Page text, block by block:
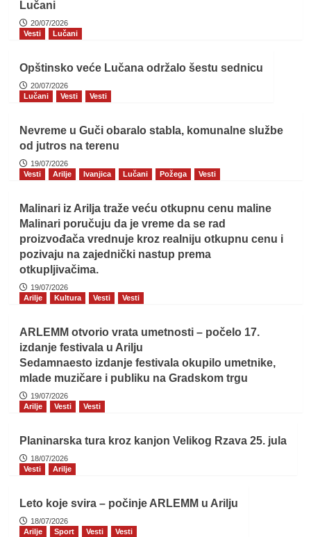
Lučani
20/07/2026
Vesti
Lučani
Opštinsko veće Lučana održalo šestu sednicu
20/07/2026
Lučani
Vesti Vesti
Nevreme u Guči obaralo stabla, komunalne službe
od jutros na terenu
19/07/2026
Vesti
Arilje Ivanjica Lučani Požega Vesti
Malinari iz Arilja traže veću otkupnu cenu maline
Malinari poručuju da je vreme da se rad
proizvođača vrednuje kroz realniju otkupnu cenu i
pozivaju na zajednički nastup prema
otkupljivačima.
19/07/2026
Arilje
Kultura Vesti Vesti
ARLEMM otvorio vrata umetnosti – počelo 17.
izdanje festivala u Arilju
Sedamnaesto izdanje festivala okupilo umetnike,
mlade muzičare i publiku na Gradskom trgu
19/07/2026
Arilje
Vesti Vesti
Planinarska tura kroz kanjon Velikog Rzava 25. jula
18/07/2026
Vesti
Arilje
Leto koje svira – počinje ARLEMM u Arilju
18/07/2026
Arilje
Sport Vesti Vesti